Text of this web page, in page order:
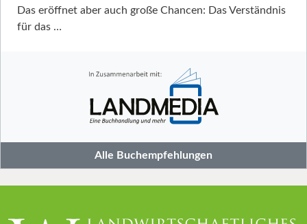
Das eröffnet aber auch große Chancen: Das Verständnis
für das …
Alle Buchempfehlungen